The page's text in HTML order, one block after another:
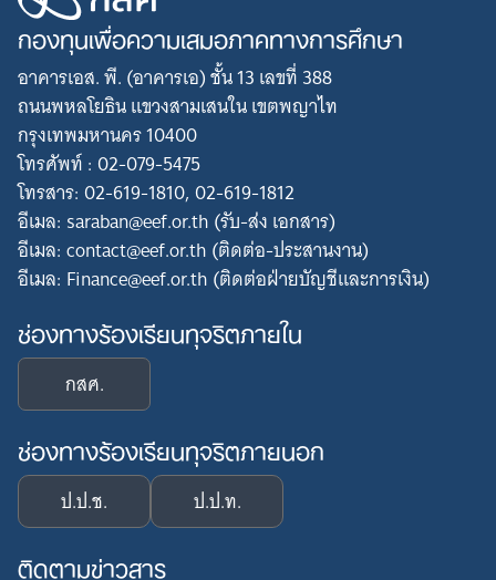
กองทุนเพื่อความเสมอภาคทางการศึกษา
อาคารเอส. พี. (อาคารเอ) ชั้น 13 เลขที่ 388
ถนนพหลโยธิน แขวงสามเสนใน เขตพญาไท
กรุงเทพมหานคร 10400
โทรศัพท์ : 02-079-5475
โทรสาร: 02-619-1810, 02-619-1812
อีเมล: saraban@eef.or.th (รับ-ส่ง เอกสาร)
อีเมล: contact@eef.or.th (ติดต่อ-ประสานงาน)
อีเมล: Finance@eef.or.th (ติดต่อฝ่ายบัญชีและการเงิน)
ช่องทางร้องเรียนทุจริตภายใน
กสศ.
ช่องทางร้องเรียนทุจริตภายนอก
ป.ป.ช. ป.ป.ท.
ติดตามข่าวสาร